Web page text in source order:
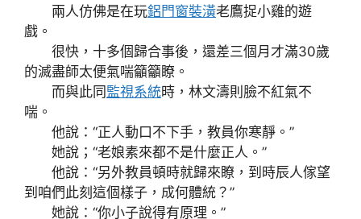
兩人仿佛是在玩鋁門窗裝潢老鷹捉小雞的遊
戲。
很快，十多個歸合事後，還差三個月才滿30歲
的滅盡師太便氣喘籲籲瞭。
而與此同監視系統時，林文濤則臉不紅氣不
喘。
他說：“正人動口不下手，教員你寒靜。”
她說；“老娘素來都不是什麼正人。”
他說：“另外教員頓時就歸來瞭，到時辰人傢望
到咱們此刻這個樣子，成何體統？”
她說：“你小子說得有原理。”